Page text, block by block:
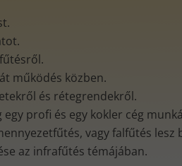
működés közben.
és rétegrendekről.
profi és egy kokler cég
vagy falfűtés lesz
az infrafűtés témájában.